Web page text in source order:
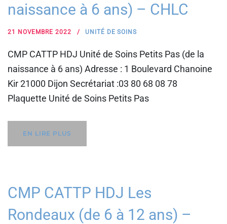
naissance à 6 ans) – CHLC
21 NOVEMBRE 2022 UNITÉ DE SOINS
CMP CATTP HDJ Unité de Soins Petits Pas (de la
naissance à 6 ans) Adresse : 1 Boulevard Chanoine
Kir 21000 Dijon Secrétariat :03 80 68 08 78
Plaquette Unité de Soins Petits Pas
EN LIRE PLUS
CMP CATTP HDJ Les
Rondeaux (de 6 à 12 ans) –